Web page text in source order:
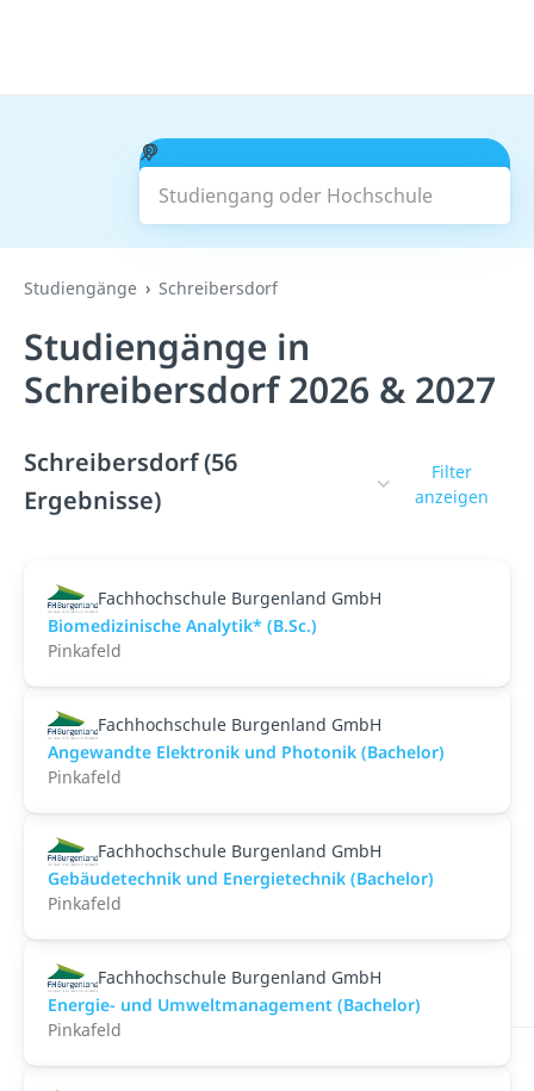
Studiengang oder Hochschule
Suchen
Studiengänge Schreibersdorf
Studiengänge in
Schreibersdorf 2026 & 2027
Schreibersdorf (56
Ergebnisse)
Filter
anzeigen
Fachhochschule Burgenland GmbH
Biomedizinische Analytik* (B.Sc.)
Pinkafeld
Fachhochschule Burgenland GmbH
Angewandte Elektronik und Photonik (Bachelor)
Pinkafeld
Fachhochschule Burgenland GmbH
Gebäudetechnik und Energietechnik (Bachelor)
Pinkafeld
Fachhochschule Burgenland GmbH
Energie- und Umweltmanagement (Bachelor)
Pinkafeld